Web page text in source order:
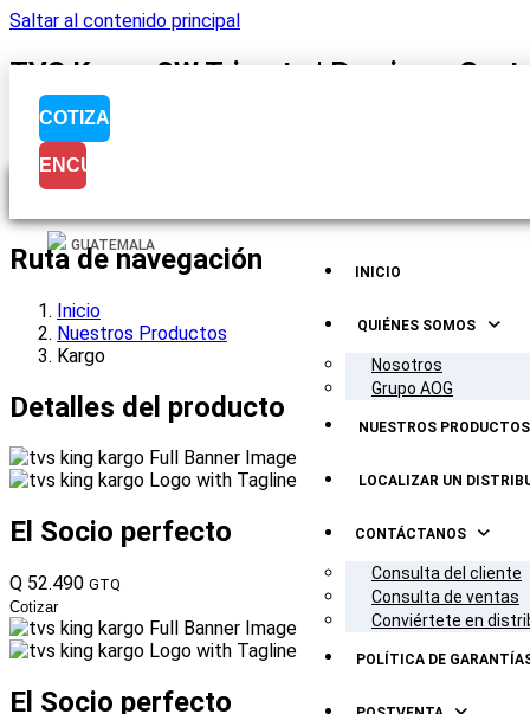
Saltar al contenido principal
TVS Kargo 3W Trimoto | Precio en
GUATEMALA
INICIO
QUIÉNES SOMOS
Nosotros
Grupo AOG
NUESTROS PRODUCTOS
LOCALIZAR UN
CONTÁCTANOS
Consulta del cliente
Consulta de ventas
Conviértete en
POLÍTICA DE
COTIZA
ENCUENTRÁNOS
Ruta de navegación
Inicio
Nuestros Productos
Kargo
Detalles del producto
El Socio perfecto
Q 52.490 GTQ
Cotizar
El Socio perfecto